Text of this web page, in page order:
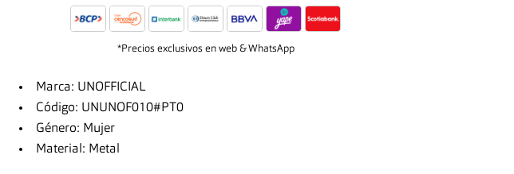
*Precios exclusivos en web & WhatsApp
Marca: UNOFFICIAL
Código: UNUNOF010#PT0
Género: Mujer
Material: Metal